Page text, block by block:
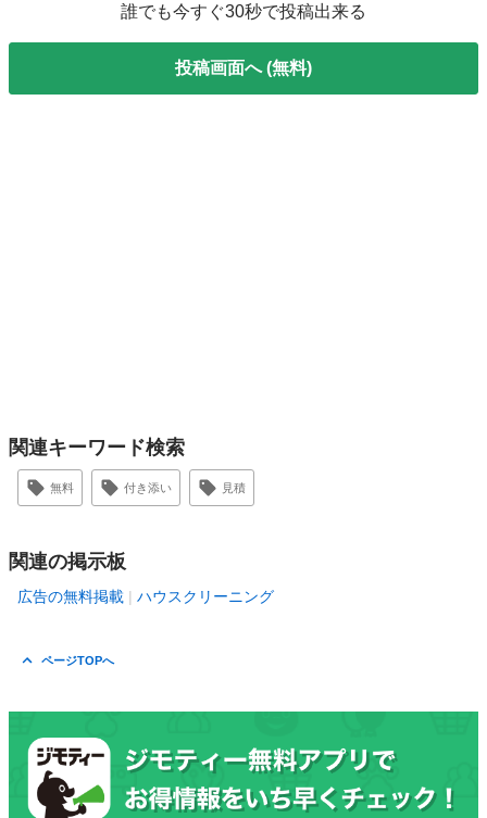
誰でも今すぐ30秒で投稿出来る
投稿画面へ (無料)
関連キーワード検索
無料 付き添い 見積
関連の掲示板
広告の無料掲載 ハウスクリーニング
ページTOPへ